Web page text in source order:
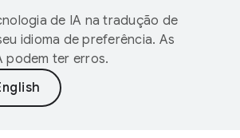
de IA na tradução de
idioma de preferência. As
podem ter erros.